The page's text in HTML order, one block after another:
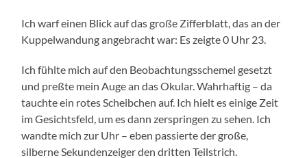
Ich warf einen Blick auf das große Zifferblatt, das an der
Kuppelwandung angebracht war: Es zeigte 0 Uhr 23.
Ich fühlte mich auf den Beobachtungsschemel gesetzt
und preßte mein Auge an das Okular. Wahrhaftig – da
tauchte ein rotes Scheibchen auf. Ich hielt es einige Zeit
im Gesichtsfeld, um es dann zerspringen zu sehen. Ich
wandte mich zur Uhr – eben passierte der große,
silberne Sekundenzeiger den dritten Teilstrich.